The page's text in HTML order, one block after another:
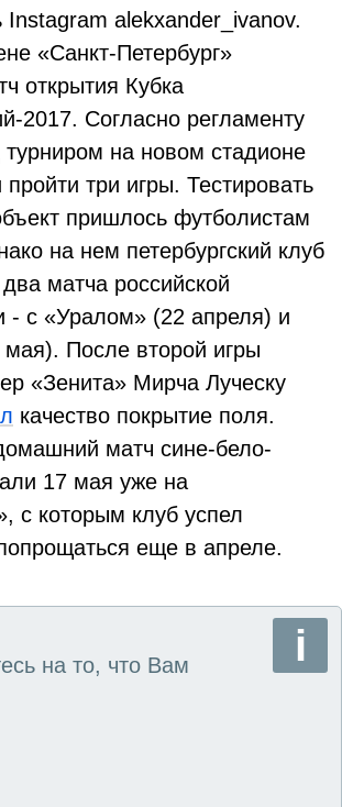
Instagram alekxander_ivanov.
«Санкт-Петербург»
открытия Кубка
2017. Согласно регламенту
на новом стадионе
три игры. Тестировать
пришлось футболистам
на нем петербургский клуб
матча российской
- с «Уралом» (22 апреля) и
После второй игры
«Зенита» Мирча Луческу
качество покрытие поля.
матч сине-бело-
17 мая уже на
с которым клуб успел
еще в апреле.
на то, что Вам